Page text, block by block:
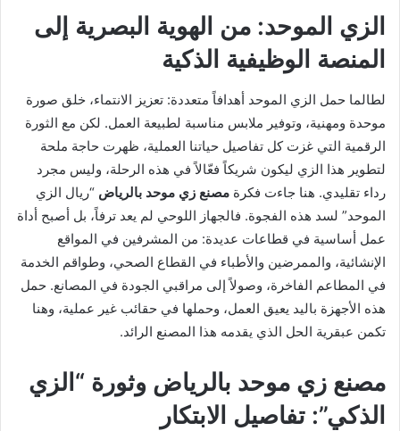
الزي الموحد: من الهوية البصرية إلى
المنصة الوظيفية الذكية
لطالما حمل الزي الموحد أهدافاً متعددة: تعزيز الانتماء، خلق صورة
موحدة ومهنية، وتوفير ملابس مناسبة لطبيعة العمل. لكن مع الثورة
الرقمية التي غزت كل تفاصيل حياتنا العملية، ظهرت حاجة ملحة
لتطوير هذا الزي ليكون شريكاً فعّالاً في هذه الرحلة، وليس مجرد
رداء تقليدي. هنا جاءت فكرة مصنع زي موحد بالرياض “ريال الزي
الموحد” لسد هذه الفجوة. فالجهاز اللوحي لم يعد ترفاً، بل أصبح أداة
عمل أساسية في قطاعات عديدة: من المشرفين في المواقع
الإنشائية، والممرضين والأطباء في القطاع الصحي، وطواقم الخدمة
في المطاعم الفاخرة، وصولاً إلى مراقبي الجودة في المصانع. حمل
هذه الأجهزة باليد يعيق العمل، وحملها في حقائب غير عملية، وهنا
تكمن عبقرية الحل الذي يقدمه هذا المصنع الرائد.
مصنع زي موحد بالرياض وثورة “الزي
الذكي”: تفاصيل الابتكار